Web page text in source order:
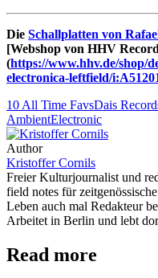
Die Schallplatten von
[Webshop von HHV
(https://www.hhv.de/shop/
electronica-leftfield/
10 All Time FavsDais
AmbientElectronic
Author
Kristoffer Cornils
Freier Kulturjournalist und
field notes für
Leben auch mal Redakteur
Arbeitet in Berlin und lebt
Read more